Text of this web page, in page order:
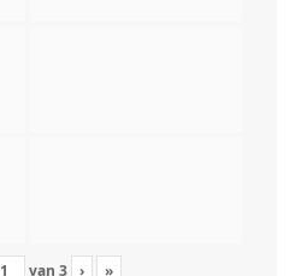
van 3 › »